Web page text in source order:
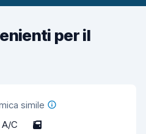
per il
simile
C 5